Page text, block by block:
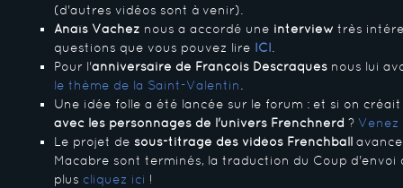
(d'autres vidéos sont à venir).
Anaïs Vachez nous a accordé une interview très
questions que vous pouvez lire ICI.
Pour l'anniversaire de François Descraques nous lui
le thème de la Saint-Valentin.
Une idée folle a été lancée sur le forum : et si on
avec les personnages de l'univers Frenchnerd ? Venez
Le projet de sous-titrage des vidéos Frenchball
Macabre sont terminés, la traduction du Coup d'envoi
plus cliquez ici !